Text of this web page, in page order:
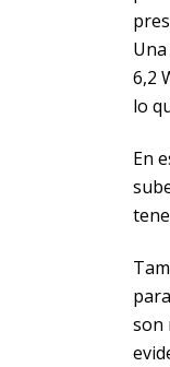
6,2
lo
En
son